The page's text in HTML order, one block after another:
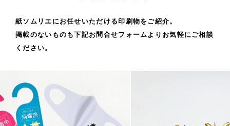
紙ソムリエにお任せいただける印刷物をご紹介。
掲載のないものも下記お問合せフォームよりお気軽にご相談
ください。